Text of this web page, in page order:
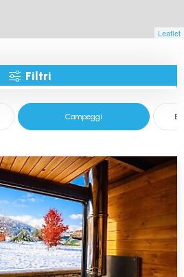
Leaflet
Filtri
Campeggi